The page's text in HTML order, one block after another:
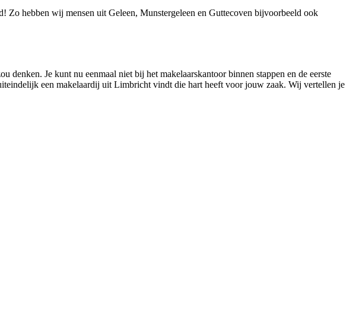
hebben wij mensen uit Geleen, Munstergeleen en Guttecoven bijvoorbeeld ook
Je kunt nu eenmaal niet bij het makelaarskantoor binnen stappen en de eerste
een makelaardij uit Limbricht vindt die hart heeft voor jouw zaak. Wij vertellen je